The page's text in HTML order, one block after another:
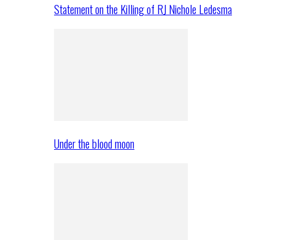
Statement on the Killing of RJ Nichole Ledesma
Under the blood moon